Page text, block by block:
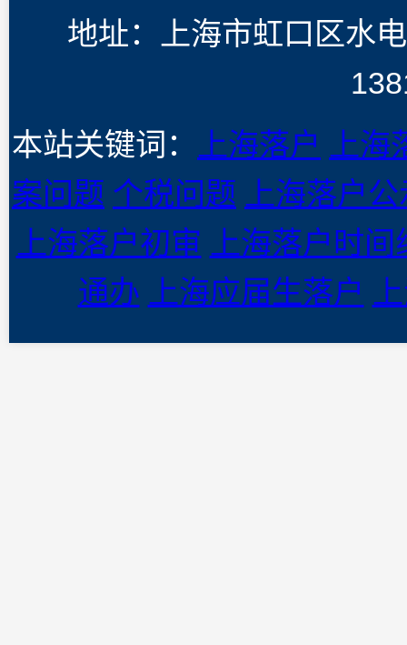
地址：上海市虹口区水
本站关键词：
上海落户
上
案问题 个税问题
上海落户
上海落户初审
上海落户时间
通办
上海应届生落户